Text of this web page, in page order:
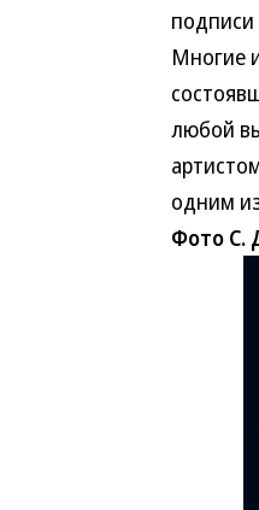
подписи
Многие
любой
одним
Фото С.